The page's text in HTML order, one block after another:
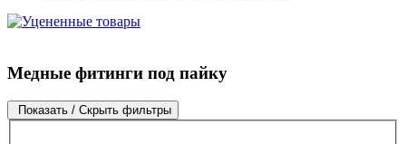
Медные фитинги под пайку
Показать / Скрыть фильтры